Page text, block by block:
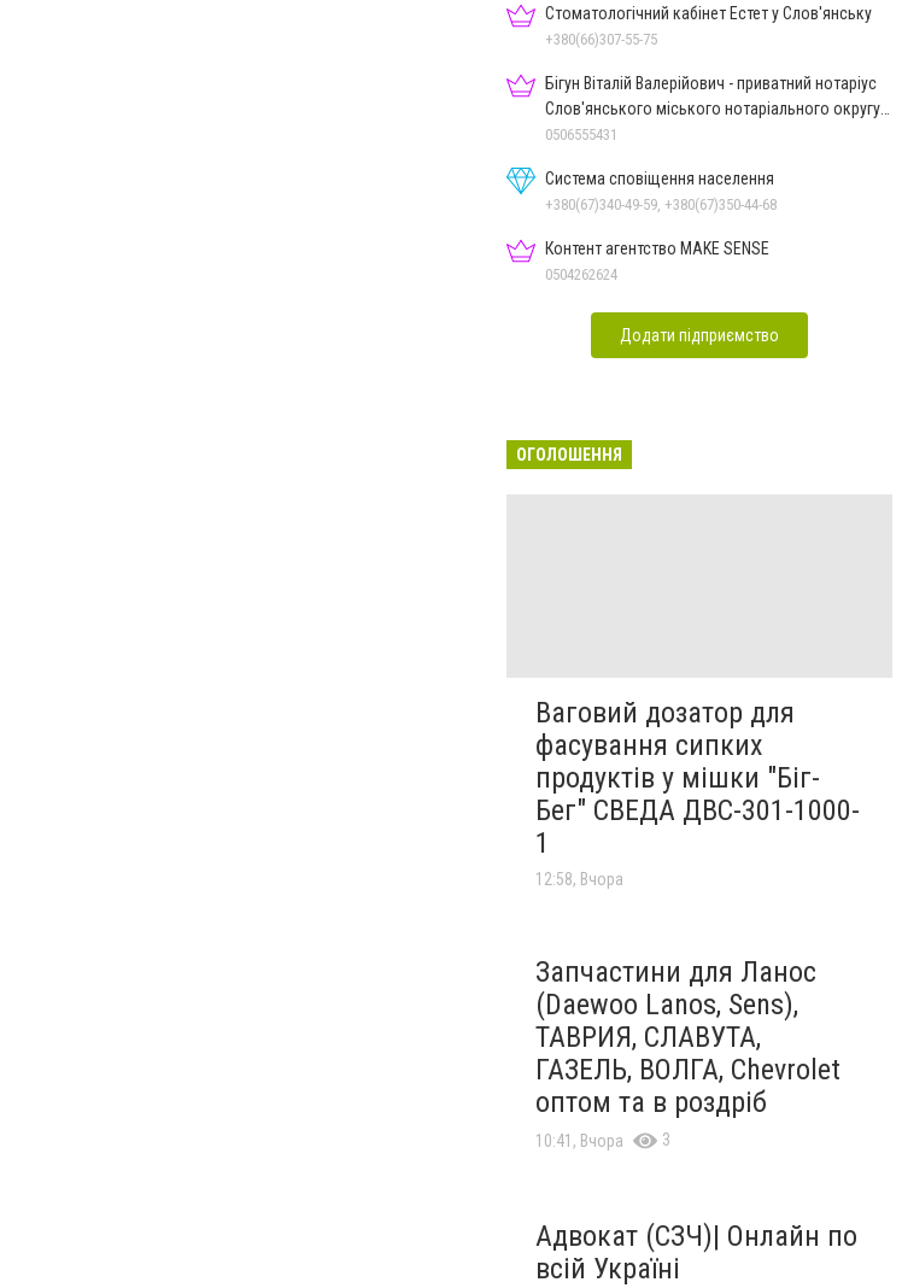
Стоматологічний кабінет Естет у Слов'янську
+380(66)307-55-75
Бігун Віталій Валерійович - приватний нотаріус
Слов'янського міського нотаріального округу
Дон.обл.
0506555431
Система сповіщення населення
+380(67)340-49-59, +380(67)350-44-68
Контент агентство MAKE SENSE
0504262624
Додати підприємство
ОГОЛОШЕННЯ
Ваговий дозатор для
фасування сипких
продуктів у мішки "Біг-
Бег" СВЕДА ДВС-301-1000-
1
12:58, Вчора
Запчастини для Ланос
(Daewoo Lanos, Sens),
ТАВРИЯ, СЛАВУТА,
ГАЗЕЛЬ, ВОЛГА, Chevrolet
оптом та в роздріб
10:41, Вчора 3
Адвокат (СЗЧ)| Онлайн по
всій Україні